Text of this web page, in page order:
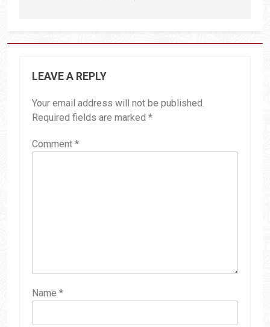
LEAVE A REPLY
Your email address will not be published.
Required fields are marked *
Comment *
Name *